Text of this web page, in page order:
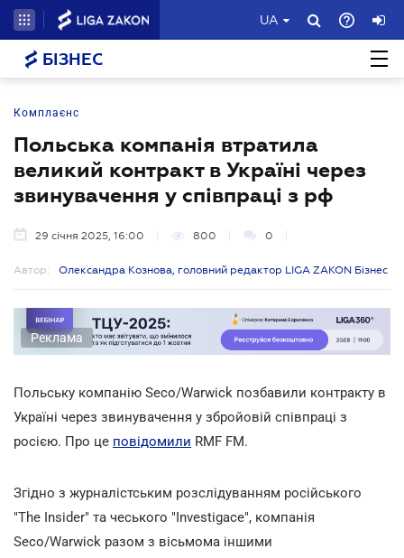
UA
БІЗНЕС
Комплаєнс
Польська компанія втратила
великий контракт в Україні через
звинувачення у співпраці з рф
29 січня 2025, 16:00 800 0
Автор: Олександра Кознова, головний редактор LIGA ZAKON Бізнес
Реклама
Польську компанію Seco/Warwick позбавили контракту в
Україні через звинувачення у збройовій співпраці з
росією. Про це повідомили RMF FM.
Згідно з журналістським розслідуванням російського
"The Insider" та чеського "Investigace", компанія
Seco/Warwick разом з вісьмома іншими